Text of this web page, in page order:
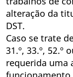
alteração da
DST.
Caso se trate
31.º, 33.º, 52.º
requerida uma